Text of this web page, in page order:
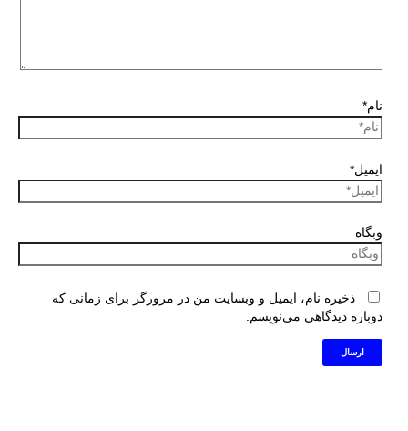
نام*
ایمیل*
وبگاه
ذخیره نام، ایمیل و وبسایت من در مرورگر برای زمانی که
دوباره دیدگاهی می‌نویسم.